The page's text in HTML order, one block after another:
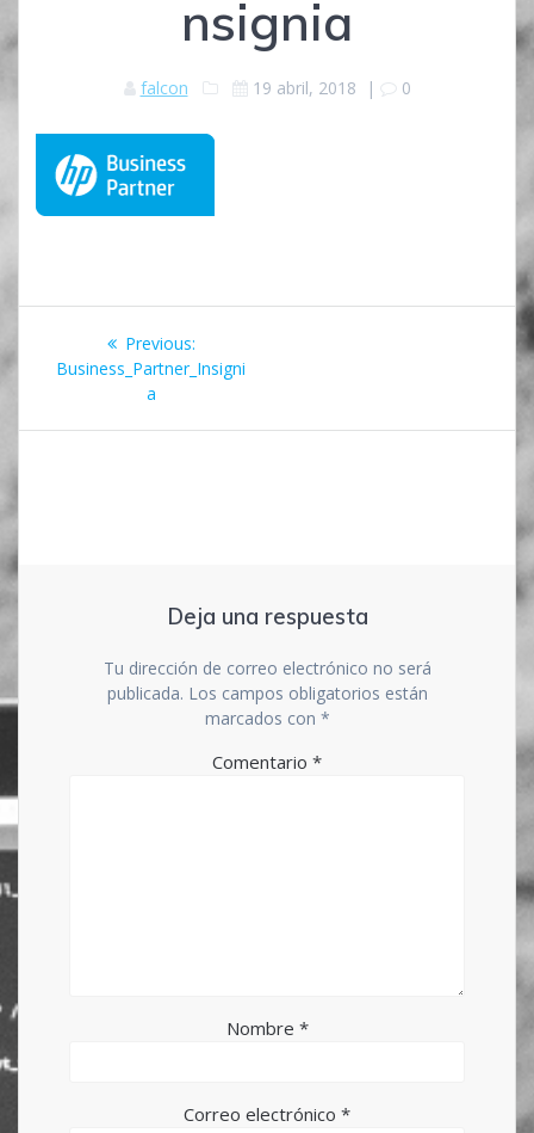
nsignia
falcon 19 abril, 2018 | 0
Navegación
de
entradas
Previous:Previous
post:
Business_Partner_Insigni
a
Deja una respuesta
Tu dirección de correo electrónico no será
publicada. Los campos obligatorios están
marcados con *
Comentario *
Nombre *
Correo electrónico *